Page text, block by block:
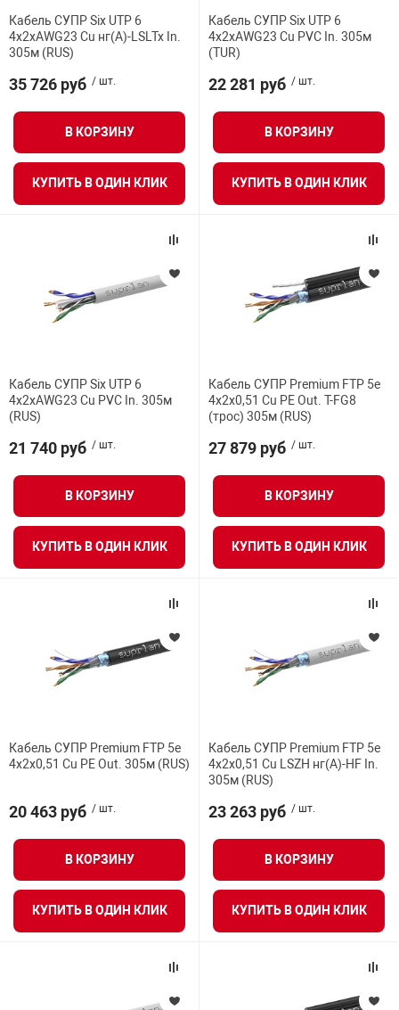
решения
безопасность
установки
управления
и аналитики
объектов
и экипировка
техника
автомобили
информации
Средства
Стволы
Узлы
Установки
Шкафы
Щиты
Табло
Термошкафы
Тип
Форм-фактор
Тепловыделение, макс.
Температура
ВСЕ ФИЛЬТРЫ
Кабель СУПР Six UTP 6
4x2xAWG23 Cu нг(А)-LSLTx In.
305м (RUS)
35 726 руб / шт.
В КОРЗИНУ
КУПИТЬ В ОДИН КЛИК
Кабель СУПР Six UTP 6
4x2xAWG23 Cu PVC In. 305м
(TUR)
22 281 руб / шт.
В КОРЗИНУ
КУПИТЬ В ОДИН КЛИК
Кабель СУПР Six UTP 6
4x2xAWG23 Cu PVC In. 305м
(RUS)
21 740 руб / шт.
В КОРЗИНУ
КУПИТЬ В ОДИН КЛИК
Кабель СУПР Premium FTP 5e
4x2x0,51 Cu PE Out. T-FG8
(трос) 305м (RUS)
27 879 руб / шт.
В КОРЗИНУ
КУПИТЬ В ОДИН КЛИК
Кабель СУПР Premium FTP 5e
4x2x0,51 Cu PE Out. 305м (RUS)
20 463 руб / шт.
В КОРЗИНУ
КУПИТЬ В ОДИН КЛИК
Кабель СУПР Premium FTP 5e
4x2x0,51 Cu LSZH нг(А)-HF In.
305м (RUS)
23 263 руб / шт.
В КОРЗИНУ
КУПИТЬ В ОДИН КЛИК